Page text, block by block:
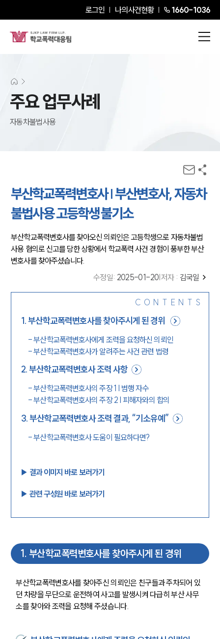
로그인 나의사건현황 1660-1036
주요 업무사례
자동차불법사용
부산학교폭력변호사 | 부산변호사, 자동차
불법사용 고등학생 불기소
부산학교폭력변호사를 찾아오신 의뢰인은 고등학생으로 자동차불법
사용 혐의로 신고를 당한 상황에서 학교폭력 사건 경험이 풍부한 부산
변호사를 찾아주셨습니다.
수정일: 2025-01-20 저자 : 김국일
CONTENTS
1.부산학교폭력변호사를 찾아주시게 된 경위
-부산학교폭력변호사에게 조력을 요청하신 의뢰인
-부산학교폭력변호사가 알려주는 사건 관련 법령
2.부산학교폭력변호사 조력 사항
-부산학교폭력변호사의 주장 1 | 범행 자수
-부산학교폭력변호사의 주장 2 | 피해자와의 합의
3.부산학교폭력변호사 조력 결과, “기소유예”
-부산학교폭력변호사 도움이 필요하다면?
▶︎ 결과 이미지 바로 보러가기
▶︎ 관련 구성원 바로 보러가기
1. 부산학교폭력변호사를 찾아주시게 된 경위
부산학교폭력변호사를 찾아주신 의뢰인은 친구들과 주차되어 있
던 차량을 무단으로 운전하여 사고를 발생시켜 다급히 부산 사무
소를 찾아와 조력을 요청해 주셨습니다.